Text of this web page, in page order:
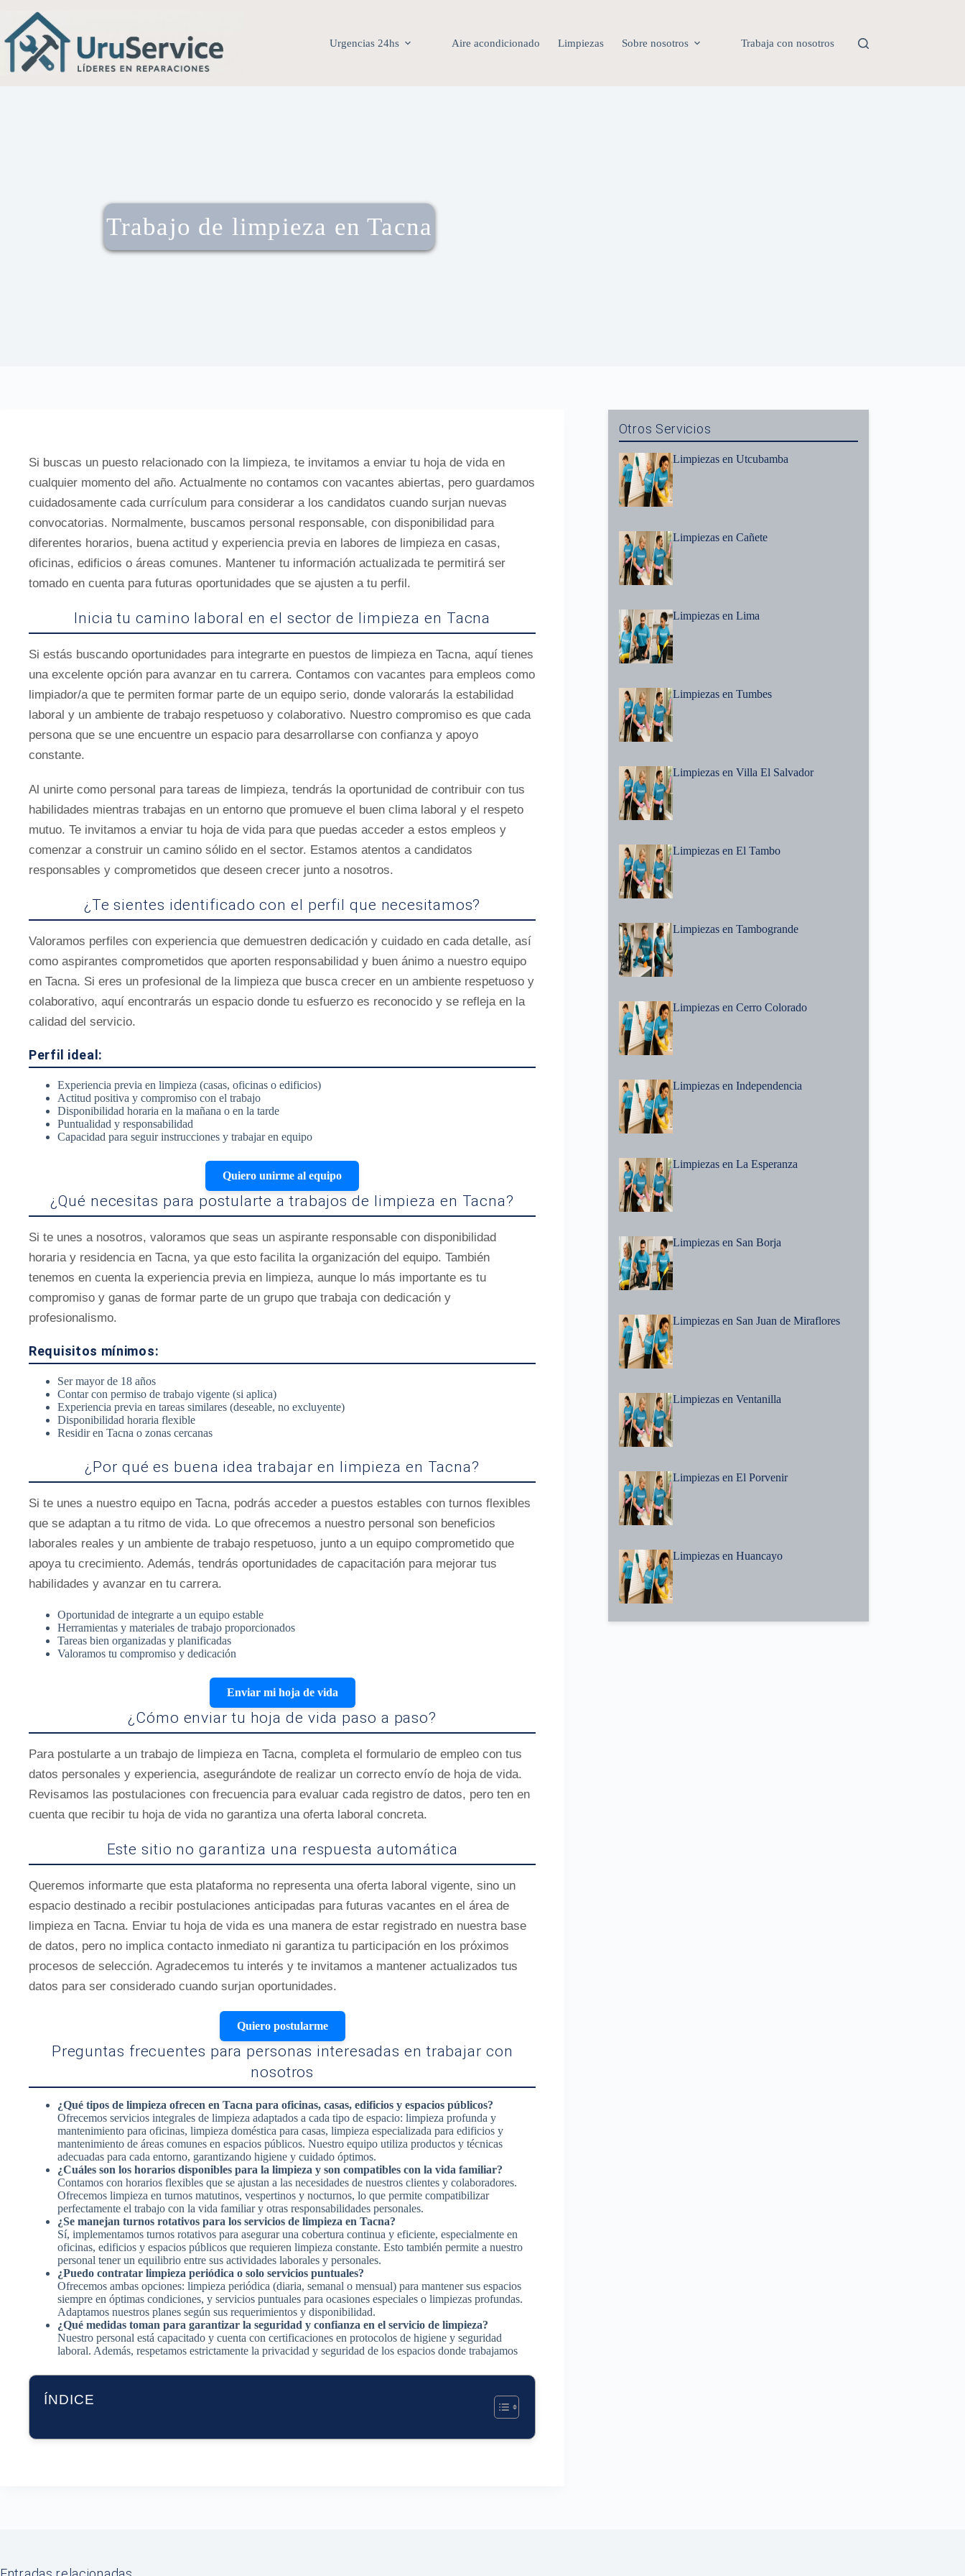
Urgencias 24hs Aire acondicionado Limpiezas Sobre nosotros Trabaja con nosotros
Trabajo de limpieza en Tacna
Si buscas un puesto relacionado con la limpieza, te invitamos a enviar tu hoja de vida en
cualquier momento del año. Actualmente no contamos con vacantes abiertas, pero guardamos
cuidadosamente cada currículum para considerar a los candidatos cuando surjan nuevas
convocatorias. Normalmente, buscamos personal responsable, con disponibilidad para
diferentes horarios, buena actitud y experiencia previa en labores de limpieza en casas,
oficinas, edificios o áreas comunes. Mantener tu información actualizada te permitirá ser
tomado en cuenta para futuras oportunidades que se ajusten a tu perfil.
Inicia tu camino laboral en el sector de limpieza en Tacna
Si estás buscando oportunidades para integrarte en puestos de limpieza en Tacna, aquí tienes
una excelente opción para avanzar en tu carrera. Contamos con vacantes para empleos como
limpiador/a que te permiten formar parte de un equipo serio, donde valorarás la estabilidad
laboral y un ambiente de trabajo respetuoso y colaborativo. Nuestro compromiso es que cada
persona que se une encuentre un espacio para desarrollarse con confianza y apoyo
constante.
Al unirte como personal para tareas de limpieza, tendrás la oportunidad de contribuir con tus
habilidades mientras trabajas en un entorno que promueve el buen clima laboral y el respeto
mutuo. Te invitamos a enviar tu hoja de vida para que puedas acceder a estos empleos y
comenzar a construir un camino sólido en el sector. Estamos atentos a candidatos
responsables y comprometidos que deseen crecer junto a nosotros.
¿Te sientes identificado con el perfil que necesitamos?
Valoramos perfiles con experiencia que demuestren dedicación y cuidado en cada detalle, así
como aspirantes comprometidos que aporten responsabilidad y buen ánimo a nuestro equipo
en Tacna. Si eres un profesional de la limpieza que busca crecer en un ambiente respetuoso y
colaborativo, aquí encontrarás un espacio donde tu esfuerzo es reconocido y se refleja en la
calidad del servicio.
Perfil ideal:
Experiencia previa en limpieza (casas, oficinas o edificios)
Actitud positiva y compromiso con el trabajo
Disponibilidad horaria en la mañana o en la tarde
Puntualidad y responsabilidad
Capacidad para seguir instrucciones y trabajar en equipo
Quiero unirme al equipo
¿Qué necesitas para postularte a trabajos de limpieza en Tacna?
Si te unes a nosotros, valoramos que seas un aspirante responsable con disponibilidad
horaria y residencia en Tacna, ya que esto facilita la organización del equipo. También
tenemos en cuenta la experiencia previa en limpieza, aunque lo más importante es tu
compromiso y ganas de formar parte de un grupo que trabaja con dedicación y
profesionalismo.
Requisitos mínimos:
Ser mayor de 18 años
Contar con permiso de trabajo vigente (si aplica)
Experiencia previa en tareas similares (deseable, no excluyente)
Disponibilidad horaria flexible
Residir en Tacna o zonas cercanas
¿Por qué es buena idea trabajar en limpieza en Tacna?
Si te unes a nuestro equipo en Tacna, podrás acceder a puestos estables con turnos flexibles
que se adaptan a tu ritmo de vida. Lo que ofrecemos a nuestro personal son beneficios
laborales reales y un ambiente de trabajo respetuoso, junto a un equipo comprometido que
apoya tu crecimiento. Además, tendrás oportunidades de capacitación para mejorar tus
habilidades y avanzar en tu carrera.
Oportunidad de integrarte a un equipo estable
Herramientas y materiales de trabajo proporcionados
Tareas bien organizadas y planificadas
Valoramos tu compromiso y dedicación
Enviar mi hoja de vida
¿Cómo enviar tu hoja de vida paso a paso?
Para postularte a un trabajo de limpieza en Tacna, completa el formulario de empleo con tus
datos personales y experiencia, asegurándote de realizar un correcto envío de hoja de vida.
Revisamos las postulaciones con frecuencia para evaluar cada registro de datos, pero ten en
cuenta que recibir tu hoja de vida no garantiza una oferta laboral concreta.
Este sitio no garantiza una respuesta automática
Queremos informarte que esta plataforma no representa una oferta laboral vigente, sino un
espacio destinado a recibir postulaciones anticipadas para futuras vacantes en el área de
limpieza en Tacna. Enviar tu hoja de vida es una manera de estar registrado en nuestra base
de datos, pero no implica contacto inmediato ni garantiza tu participación en los próximos
procesos de selección. Agradecemos tu interés y te invitamos a mantener actualizados tus
datos para ser considerado cuando surjan oportunidades.
Quiero postularme
Preguntas frecuentes para personas interesadas en trabajar con
nosotros
¿Qué tipos de limpieza ofrecen en Tacna para oficinas, casas, edificios y espacios públicos?
Ofrecemos servicios integrales de limpieza adaptados a cada tipo de espacio: limpieza profunda y
mantenimiento para oficinas, limpieza doméstica para casas, limpieza especializada para edificios y
mantenimiento de áreas comunes en espacios públicos. Nuestro equipo utiliza productos y técnicas
adecuadas para cada entorno, garantizando higiene y cuidado óptimos.
¿Cuáles son los horarios disponibles para la limpieza y son compatibles con la vida familiar?
Contamos con horarios flexibles que se ajustan a las necesidades de nuestros clientes y colaboradores.
Ofrecemos limpieza en turnos matutinos, vespertinos y nocturnos, lo que permite compatibilizar
perfectamente el trabajo con la vida familiar y otras responsabilidades personales.
¿Se manejan turnos rotativos para los servicios de limpieza en Tacna?
Sí, implementamos turnos rotativos para asegurar una cobertura continua y eficiente, especialmente en
oficinas, edificios y espacios públicos que requieren limpieza constante. Esto también permite a nuestro
personal tener un equilibrio entre sus actividades laborales y personales.
¿Puedo contratar limpieza periódica o solo servicios puntuales?
Ofrecemos ambas opciones: limpieza periódica (diaria, semanal o mensual) para mantener sus espacios
siempre en óptimas condiciones, y servicios puntuales para ocasiones especiales o limpiezas profundas.
Adaptamos nuestros planes según sus requerimientos y disponibilidad.
¿Qué medidas toman para garantizar la seguridad y confianza en el servicio de limpieza?
Nuestro personal está capacitado y cuenta con certificaciones en protocolos de higiene y seguridad
laboral. Además, respetamos estrictamente la privacidad y seguridad de los espacios donde trabajamos
ÍNDICE
Otros Servicios
Limpiezas en Utcubamba
Limpiezas en Cañete
Limpiezas en Lima
Limpiezas en Tumbes
Limpiezas en Villa El Salvador
Limpiezas en El Tambo
Limpiezas en Tambogrande
Limpiezas en Cerro Colorado
Limpiezas en Independencia
Limpiezas en La Esperanza
Limpiezas en San Borja
Limpiezas en San Juan de Miraflores
Limpiezas en Ventanilla
Limpiezas en El Porvenir
Limpiezas en Huancayo